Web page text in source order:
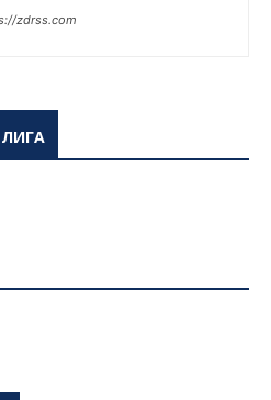
zdrss.com
ЛИГА